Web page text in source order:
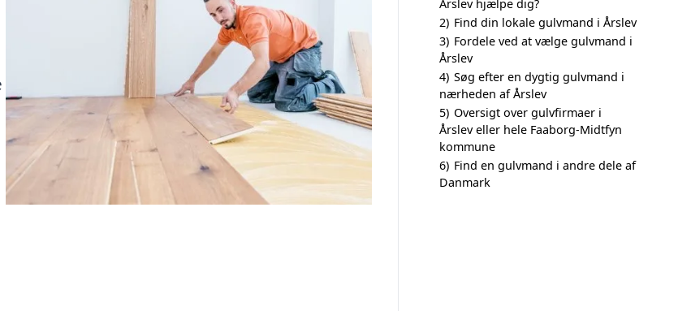
Årslev hjælpe dig?
2) Find din lokale gulvmand i Årslev
3) Fordele ved at vælge gulvmand i
Årslev
4) Søg efter en dygtig gulvmand i
nærheden af Årslev
5) Oversigt over gulvfirmaer i
Årslev eller hele Faaborg-Midtfyn
kommune
6) Find en gulvmand i andre dele af
Danmark